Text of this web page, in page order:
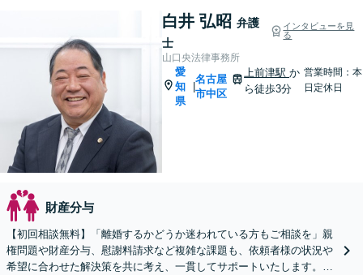
白井 弘昭 弁護
士
インタビューを見
る
山口央法律事務所
愛
知
県
|
名古屋
市中区
上前津駅か
ら徒歩3分
営業時間：本
日定休日
財産分与
【初回相談無料】「離婚するかどうか迷われている方もご相談を」親
権問題や財産分与、慰謝料請求など複雑な課題も、依頼者様の状況や
希望に合わせた解決策を共に考え、一貫してサポートいたします。